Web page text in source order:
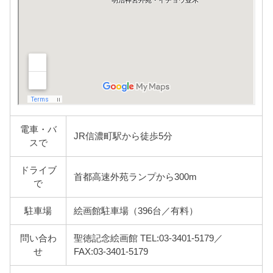
電車・バ
スで
JR信濃町駅から徒歩5分
ドライブ
で
首都高速外苑ランプから300m
駐車場 絵画館駐車場（396台／有料）
問い合わ
せ
聖徳記念絵画館 TEL:03-3401-5179／
FAX:03-3401-5179